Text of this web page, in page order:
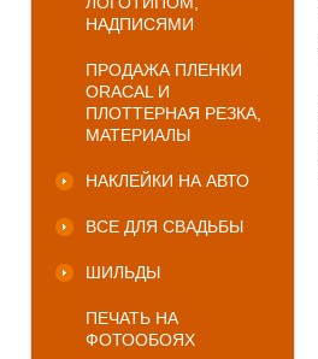
НАДПИСЯМИ
ПРОДАЖА ПЛЕНКИ
ORACAL И
ПЛОТТЕРНАЯ РЕЗКА,
МАТЕРИАЛЫ
НАКЛЕЙКИ НА АВТО
ВСЕ ДЛЯ СВАДЬБЫ
ШИЛЬДЫ
ПЕЧАТЬ НА
ФОТООБОЯХ